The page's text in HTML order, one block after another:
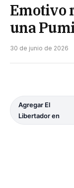
Emotivo
una
30 de junio de 2026
Agregar El
Libertador en